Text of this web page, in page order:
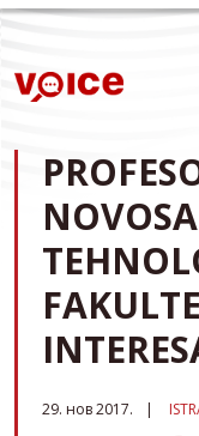
Skip to main content
29. нов 2017.